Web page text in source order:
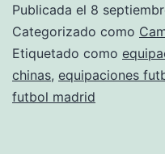
Publicada el 8
Categorizado como
Etiquetado como
chinas, equipaciones
futbol madrid